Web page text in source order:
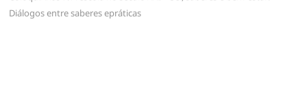
Diálogos entre saberes epráticas